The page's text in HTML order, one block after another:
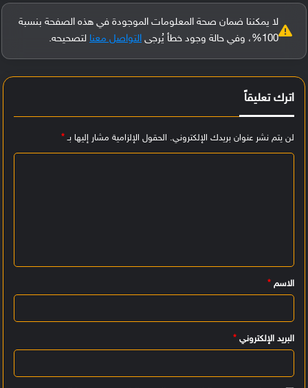
لا يمكننا ضمان صحة المعلومات الموجودة في هذه الصفحة بنسبة
100%، وفي حالة وجود خطأ يُرجى
التواصل معنا لتصحيحه.
اترك تعليقاً
لن يتم نشر عنوان بريدك الإلكتروني. الحقول الإلزامية مشار إليها بـ*
ي
ق
الاسم *
البريد الإلكتروني *